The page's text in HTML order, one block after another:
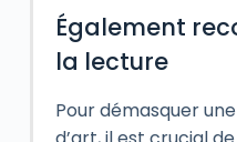
Également
la lecture
Pour démasquer